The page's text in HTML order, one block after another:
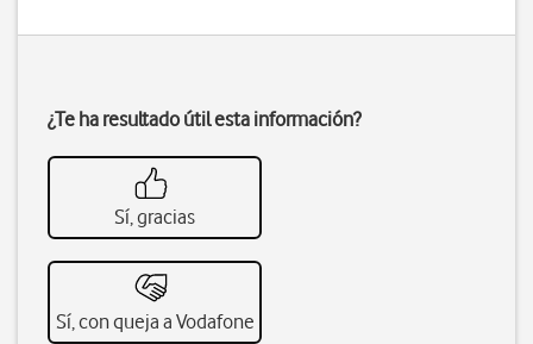
¿Te ha resultado útil esta información?
Sí, gracias
Sí, con queja a Vodafone